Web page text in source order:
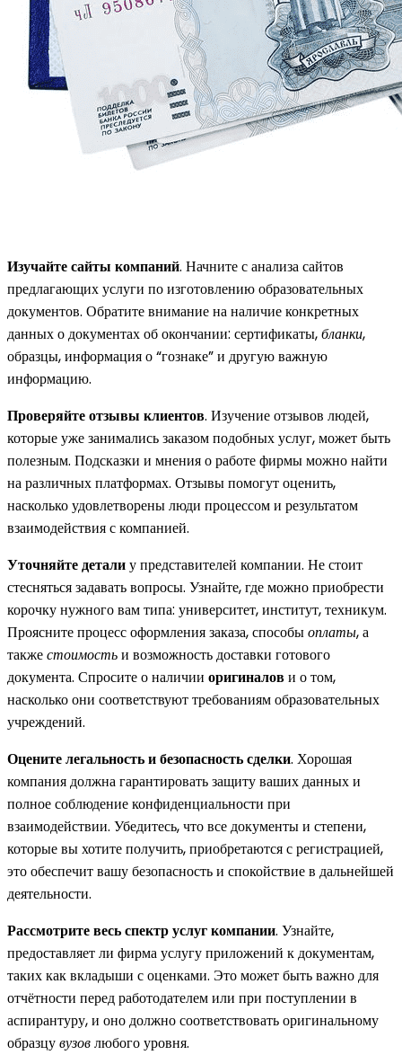
Изучайте сайты компаний. Начните с анализа сайтов
предлагающих услуги по изготовлению образовательных
документов. Обратите внимание на наличие конкретных
данных о документах об окончании: сертификаты,бланки,
образцы, информация о “гознаке” и другую важную
информацию.
Проверяйте отзывы клиентов. Изучение отзывов людей,
которые уже занимались заказом подобных услуг, может быть
полезным. Подсказки и мнения о работе фирмы можно найти
на различных платформах. Отзывы помогут оценить,
насколько удовлетворены люди процессом и результатом
взаимодействия с компанией.
Уточняйте деталиу представителей компании. Не стоит
стесняться задавать вопросы. Узнайте, где можно приобрести
корочку нужного вам типа: университет, институт, техникум.
Проясните процесс оформления заказа, способыоплаты, а
такжестоимостьи возможность доставки готового
документа. Спросите о наличии оригиналови о том,
насколько они соответствуют требованиям образовательных
учреждений.
Оцените легальность и безопасность сделки. Хорошая
компания должна гарантировать защиту ваших данных и
полное соблюдение конфиденциальности при
взаимодействии. Убедитесь, что все документы и степени,
которые вы хотите получить, приобретаются с регистрацией,
это обеспечит вашу безопасность и спокойствие в дальнейшей
деятельности.
Рассмотрите весь спектр услуг компании. Узнайте,
предоставляет ли фирма услугу приложений к документам,
таких как вкладыши с оценками. Это может быть важно для
отчётности перед работодателем или при поступлении в
аспирантуру, и оно должно соответствовать оригинальному
образцувузовлюбого уровня.